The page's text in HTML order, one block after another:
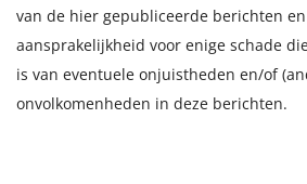
van de hier gepubliceerde berichten
aansprakelijkheid voor enige schade
is van eventuele onjuistheden en/of
onvolkomenheden in deze berichten.